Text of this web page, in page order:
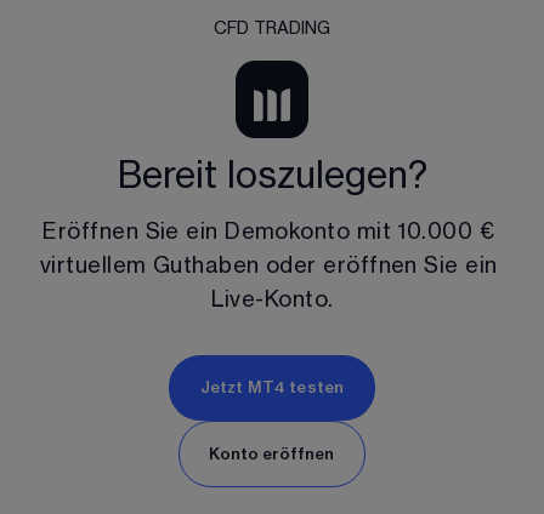
CFD TRADING
Bereit loszulegen?
Eröffnen Sie ein Demokonto mit 10.000 €
virtuellem Guthaben oder eröffnen Sie ein
Live-Konto.
Jetzt MT4 testen
Konto eröffnen